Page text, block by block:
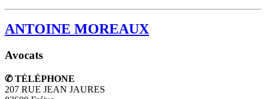
ANTOINE MOREAUX
Avocats
✆ TÉLÉPHONE
207 RUE JEAN JAURES